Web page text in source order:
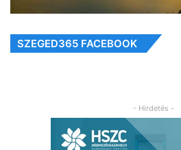
SZEGED365 FACEBOOK
- Hirdetés -